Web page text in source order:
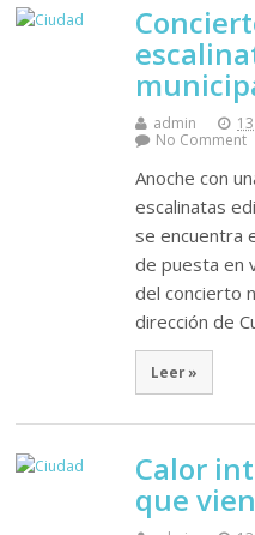
admin
No Comment
Anoche con
escalinatas
se encuentra
de puesta en
del concierto
dirección de
Leer »
Calor
que